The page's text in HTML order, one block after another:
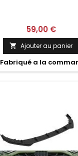
Prix
59,00 €
 Ajouter au panier
Fabriqué a la